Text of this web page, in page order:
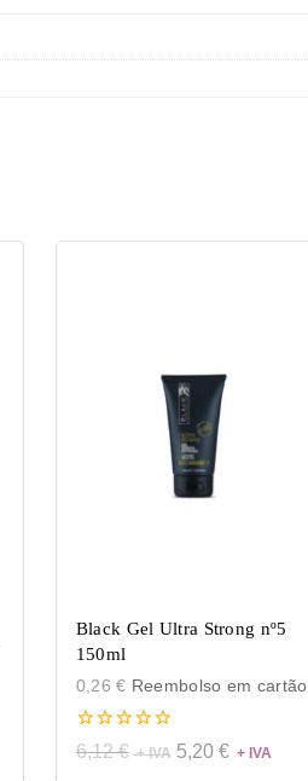
Black Gel Ultra Strong nº5
150ml
0,26€ Reembolso em cartão
0
de
6,12€ 5,20 €